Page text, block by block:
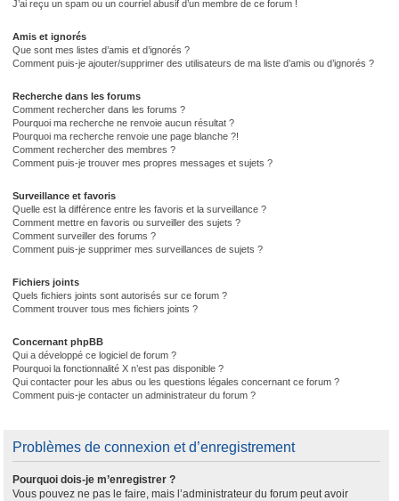
J’ai reçu un spam ou un courriel abusif d’un membre de ce forum !
Amis et ignorés
Que sont mes listes d’amis et d’ignorés ?
Comment puis-je ajouter/supprimer des utilisateurs de ma liste d’amis ou d’ignorés ?
Recherche dans les forums
Comment rechercher dans les forums ?
Pourquoi ma recherche ne renvoie aucun résultat ?
Pourquoi ma recherche renvoie une page blanche ?!
Comment rechercher des membres ?
Comment puis-je trouver mes propres messages et sujets ?
Surveillance et favoris
Quelle est la différence entre les favoris et la surveillance ?
Comment mettre en favoris ou surveiller des sujets ?
Comment surveiller des forums ?
Comment puis-je supprimer mes surveillances de sujets ?
Fichiers joints
Quels fichiers joints sont autorisés sur ce forum ?
Comment trouver tous mes fichiers joints ?
Concernant phpBB
Qui a développé ce logiciel de forum ?
Pourquoi la fonctionnalité X n’est pas disponible ?
Qui contacter pour les abus ou les questions légales concernant ce forum ?
Comment puis-je contacter un administrateur du forum ?
Problèmes de connexion et d’enregistrement
Pourquoi dois-je m’enregistrer ?
Vous pouvez ne pas le faire, mais l’administrateur du forum peut avoir